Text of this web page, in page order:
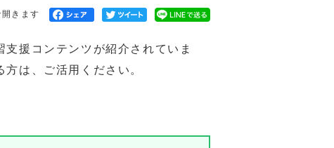
きます
援コンテンツが紹介されていま
は、ご活用ください。